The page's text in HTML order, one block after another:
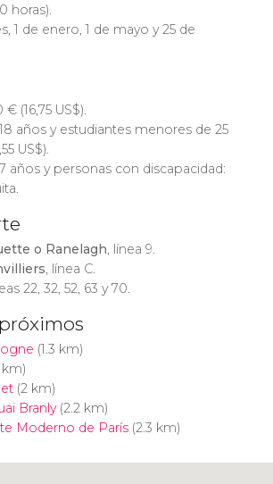
horas).
1 de enero, 1 de mayo y 25 de
€(16,75 US$).
años y estudiantes menores de 25
US$).
años y personas con discapacidad:
o Ranelagh, línea 9.
, línea C.
22, 32, 52, 63 y 70.
(1.3 km)
km)
(2 km)
Branly(2.2 km)
Moderno de París(2.3 km)